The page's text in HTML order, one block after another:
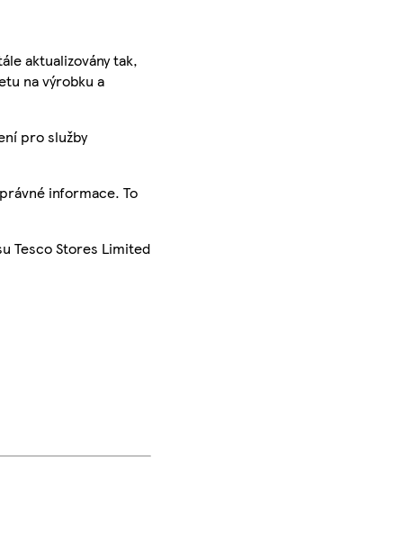
aktualizovány tak,
na výrobku a
pro služby
informace. To
Tesco Stores Limited